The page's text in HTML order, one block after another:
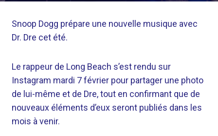
Snoop Dogg prépare une nouvelle musique avec
Dr. Dre cet été.
Le rappeur de Long Beach s’est rendu sur
Instagram mardi 7 février pour partager une photo
de lui-même et de Dre, tout en confirmant que de
nouveaux éléments d’eux seront publiés dans les
mois à venir.